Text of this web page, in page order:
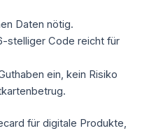
Daten nötig.
stelliger Code reicht für
ein, kein Risiko
für digitale Produkte,